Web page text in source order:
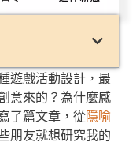
遊戲活動設計，最
意來的？為什麼感
了篇文章，從隱喻
朋友就想研究我的